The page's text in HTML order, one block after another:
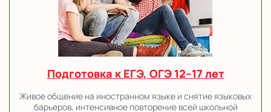
Подготовка к ЕГЭ, ОГЭ 12–17 лет
Живое общение на иностранном языке и снятие языковых
барьеров, интенсивное повторение всей школьной